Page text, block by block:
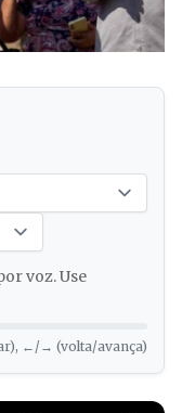
voz. Use
←/→ (volta/avança)